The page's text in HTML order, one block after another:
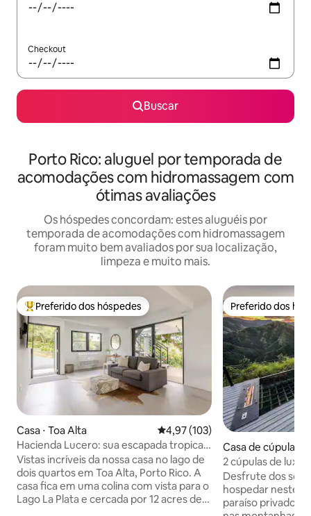
Checkout
Buscar
Porto Rico: aluguel por temporada de
acomodações com hidromassagem com
ótimas avaliações
Os hóspedes concordam: estes aluguéis por
temporada de acomodações com hidromassagem
foram muito bem avaliados por sua localização,
limpeza e muito mais.
Entre os melhores preferidos dos hóspedes
Preferido dos hóspedes
Casa ⋅ Toa Alta 4,97 de uma avaliação média de
4,97 (103)
Hacienda Lucero: sua escapada tropical
à beira do lago
Vistas incríveis da nossa casa no lago de
dois quartos em Toa Alta, Porto Rico. A
casa fica em uma colina com vista para o
Lago La Plata e cercada por 12 acres de
Preferido dos
Preferido dos
Casa de cúpula ⋅
2 cúpulas de luxo
com jacuzzi
Desfrute dos
hospedar neste
paraíso privado